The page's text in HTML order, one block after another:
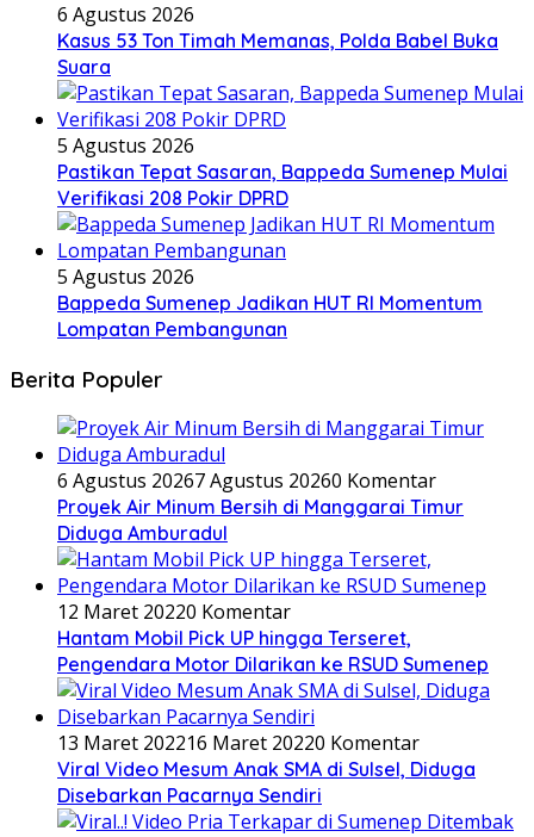
6 Agustus 2026
Kasus 53 Ton Timah Memanas, Polda Babel Buka
Suara
5 Agustus 2026
Pastikan Tepat Sasaran, Bappeda Sumenep Mulai
Verifikasi 208 Pokir DPRD
5 Agustus 2026
Bappeda Sumenep Jadikan HUT RI Momentum
Lompatan Pembangunan
Berita Populer
6 Agustus 20267 Agustus 20260 Komentar
Proyek Air Minum Bersih di Manggarai Timur
Diduga Amburadul
12 Maret 20220 Komentar
Hantam Mobil Pick UP hingga Terseret,
Pengendara Motor Dilarikan ke RSUD Sumenep
13 Maret 202216 Maret 20220 Komentar
Viral Video Mesum Anak SMA di Sulsel, Diduga
Disebarkan Pacarnya Sendiri